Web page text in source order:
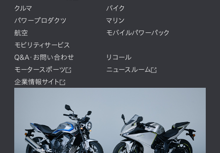
クルマ
バイク
パワープロダクツ
マリン
航空
モバイルパワーパック
モビリティサービス
Q&A・お問い合わせ
リコール
モータースポーツ
ニュースルーム
企業情報サイト